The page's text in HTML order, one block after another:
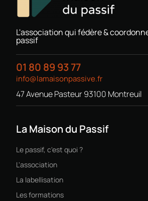
L'association qui fédère &
passif
01 80 89 93 77
info@lamaisonpassive.fr
47 Avenue Pasteur 93100 Montreuil
La Maison du Passif
Le passif, c'est quoi ?
L'association
La labellisation
Les formations